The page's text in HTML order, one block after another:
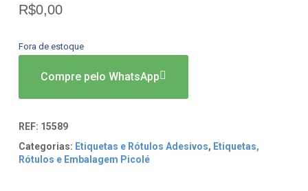
R$0,00
Fora de estoque
Compre pelo WhatsApp
REF: 15589
Categorias: Etiquetas e Rótulos Adesivos, Etiquetas,
Rótulos e Embalagem Picolé